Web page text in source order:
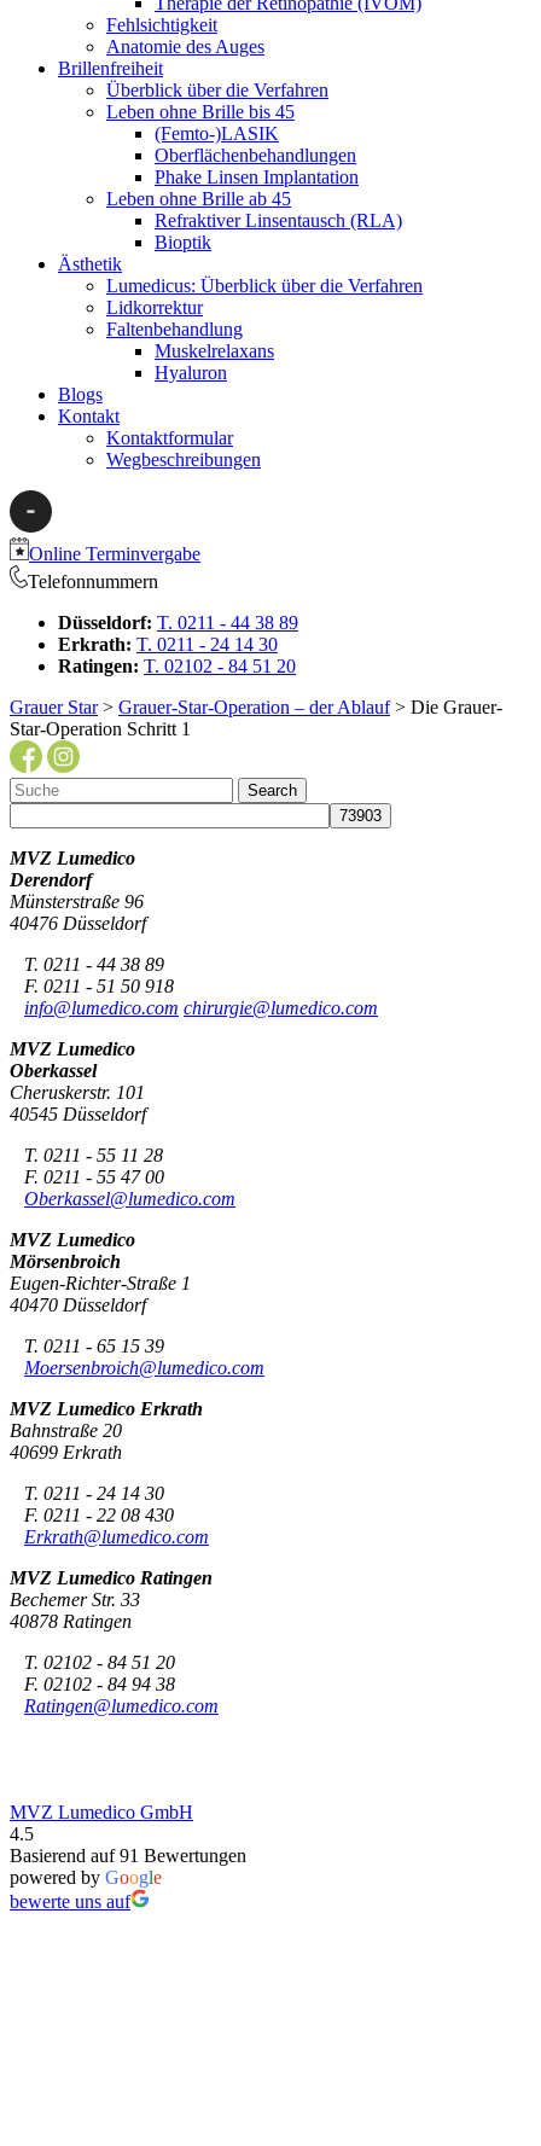
Fehlsichtigkeit
Anatomie des Auges
Brillenfreiheit
Überblick über die Verfahren
Leben ohne Brille bis 45
(Femto-)LASIK
Oberflächenbehandlungen
Phake Linsen Implantation
Leben ohne Brille ab 45
Refraktiver Linsentausch (RLA)
Bioptik
Ästhetik
Lumedicus: Überblick über die Verfahren
Lidkorrektur
Faltenbehandlung
Muskelrelaxans
Hyaluron
Blogs
Kontakt
Kontaktformular
Wegbeschreibungen
Online Terminvergabe
Telefonnummern
Düsseldorf: T. 0211 - 44 38 89
Erkrath: T. 0211 - 24 14 30
Ratingen: T. 02102 - 84 51 20
Grauer Star> Grauer-Star-Operation – der Ablauf> Die Grauer-
Star-Operation Schritt 1
MVZ Lumedico
Derendorf
Münsterstraße 96
40476 Düsseldorf
T. 0211 - 44 38 89
F. 0211 - 51 50 918
info@lumedico.com chirurgie@lumedico.com
MVZ Lumedico
Oberkassel
Cheruskerstr. 101
40545 Düsseldorf
T. 0211 - 55 11 28
F. 0211 - 55 47 00
Oberkassel@lumedico.com
MVZ Lumedico
Mörsenbroich
Eugen-Richter-Straße 1
40470 Düsseldorf
T. 0211 - 65 15 39
Moersenbroich@lumedico.com
MVZ Lumedico Erkrath
Bahnstraße 20
40699 Erkrath
T. 0211 - 24 14 30
F. 0211 - 22 08 430
Erkrath@lumedico.com
MVZ Lumedico Ratingen
Bechemer Str. 33
40878 Ratingen
T. 02102 - 84 51 20
F. 02102 - 84 94 38
Ratingen@lumedico.com
MVZ Lumedico GmbH
4.5
Basierend auf 91 Bewertungen
powered by Google
bewerte uns auf